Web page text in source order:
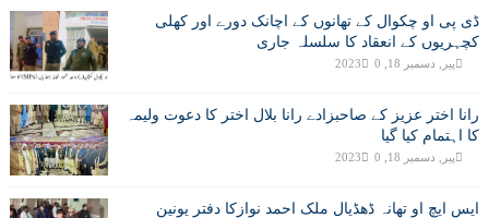
ڈی پی او چکوال کے تھانوں کے اچانک دورے اور کھلی
کچہریوں کے انعقاد کا سلسلہ جاری
پیر, دسمبر 18, 2023 0
رانا اختر عزیز کے صاحبزادے رانا بلال اختر کا دعوت ولیمہ
کا اہتمام کیا گیا
پیر, دسمبر 18, 2023 0
ایس ایچ او تھانہ ڈھڈیال ملک احمد نوازکا دفتر یونین